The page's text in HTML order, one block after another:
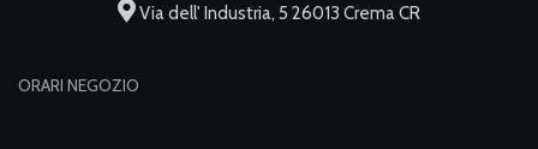
Via dell' Industria, 5 26013 Crema CR
ORARI NEGOZIO